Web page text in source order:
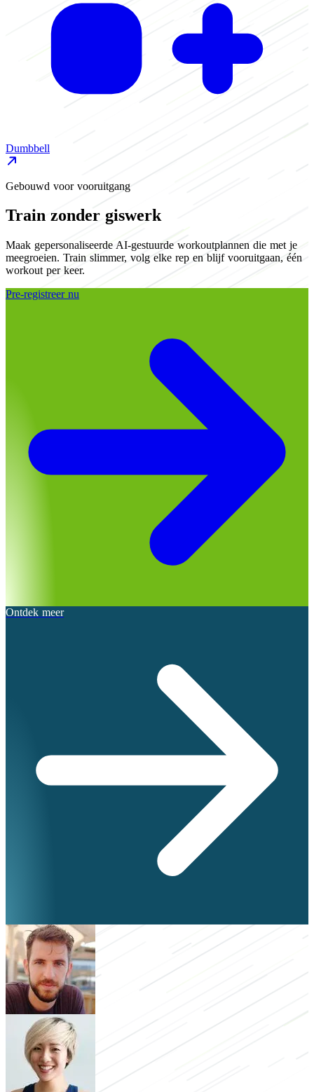
Dumbbell
Gebouwd voor vooruitgang
Train zonder giswerk
Maak gepersonaliseerde AI-gestuurde workoutplannen die met je
meegroeien. Train slimmer, volg elke rep en blijf vooruitgaan, één
workout per keer.
Pre-registreer nu
Ontdek meer